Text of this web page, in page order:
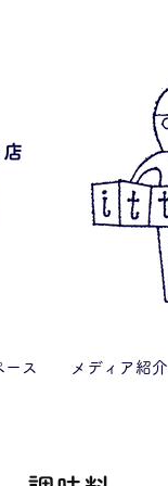
ース メディア紹介